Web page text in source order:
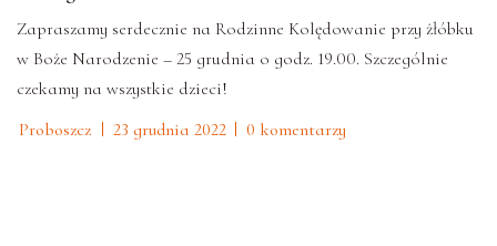
Zapraszamy serdecznie na Rodzinne Kolędowanie przy żłóbku
w Boże Narodzenie – 25 grudnia o godz. 19.00. Szczególnie
czekamy na wszystkie dzieci!
Proboszcz
23 grudnia 2022 0 komentarzy